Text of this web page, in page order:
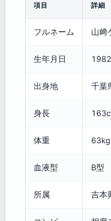
項目 詳細
フルネーム 山﨑
生年月日
出身地 千葉
身長
体重 63kg
血液型 B型
所属 吉本